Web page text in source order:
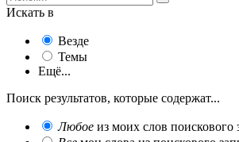
Искать в
Везде
Темы
Ещё...
Поиск результатов, которые содержат...
Любое из моих слов поискового